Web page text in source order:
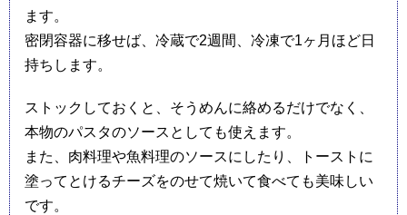
ます。
密閉容器に移せば、冷蔵で2週間、冷凍で1ヶ月ほど日
持ちします。
ストックしておくと、そうめんに絡めるだけでなく、
本物のパスタのソースとしても使えます。
また、肉料理や魚料理のソースにしたり、トーストに
塗ってとけるチーズをのせて焼いて食べても美味しい
です。